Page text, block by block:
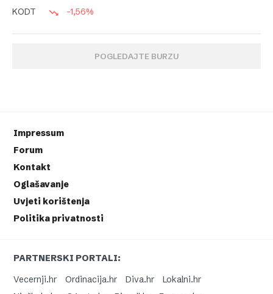
KODT -1,56%
POGLEDAJTE BURZU
Impressum
Forum
Kontakt
Oglašavanje
Uvjeti korištenja
Politika privatnosti
PARTNERSKI PORTALI:
Vecernji.hr
Ordinacija.hr Diva.hr
Lokalni.hr